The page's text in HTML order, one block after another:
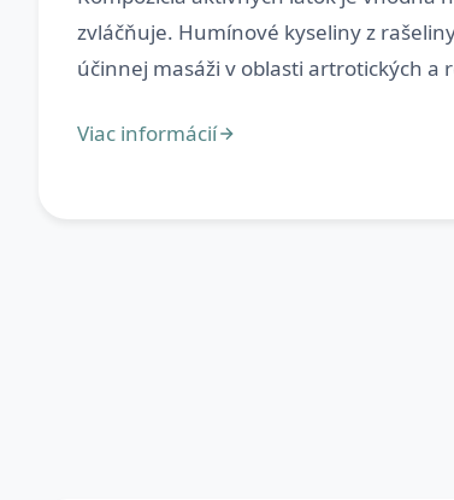
zvláčňuje. Humínové kyseliny z